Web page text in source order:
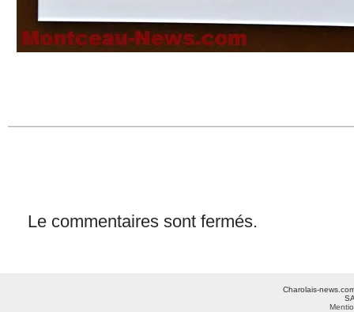
Le commentaires sont fermés.
Charolais-